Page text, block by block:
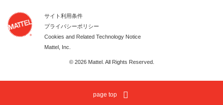
サイト利用条件
プライバシーポリシー
Cookies and Related Technology Notice
Mattel, Inc.
© 2026 Mattel. All Rights Reserved.
page top